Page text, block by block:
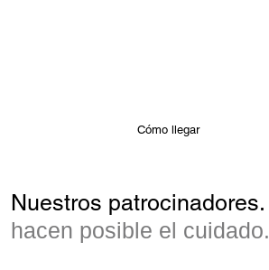
Cómo llegar
Nuestros patrocinadores.
hacen posible el cuidado.